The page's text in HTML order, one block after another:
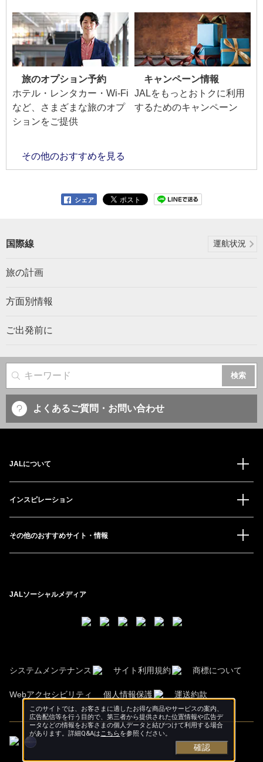
旅のオプション予約
ホテル・レンタカー・Wi-Fi
など、さまざまな旅のオプ
ションをご提供
キャンペーン情報
JALをもっとおトクに利用
するためのキャンペーン
その他のおすすめを見る
シェア
国際線 運航状況
旅の計画
方面別情報
ご出発前に
サイト内検索
よくあるご質問・お問い合わせ
JALについて
インスピレーション
その他のおすすめサイト・情報
JALソーシャルメディア
システムメンテナンス サイト利用規約 商標について
Webアクセシビリティ 個人情報保護 運送約款
このサイトでは、お客さまに適したお得な商品やサービスの案内、
広告配信等を行う目的で、第三者から提供された位置情報や広告デ
ータなどの情報をお客さまの個人データと結びつけて利用する場合
があります。詳細Q&Aはこちらを参照ください。
確認